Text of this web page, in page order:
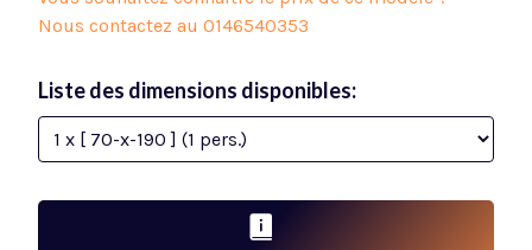
Nous contactez au 0146540353
Liste des dimensions disponibles: